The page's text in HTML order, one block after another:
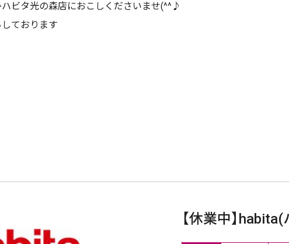
ビタ光の森店におこしくださいませ(^^♪
ております
【休業中】